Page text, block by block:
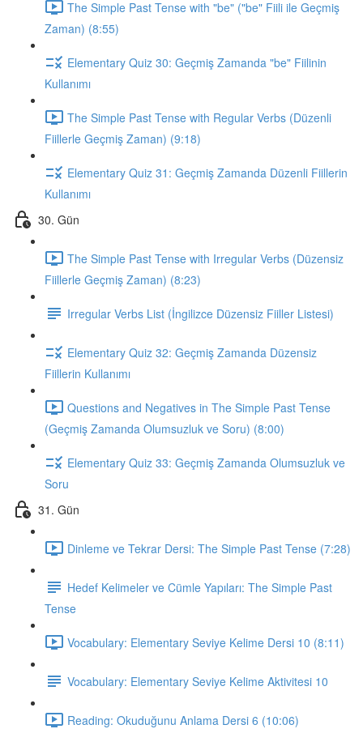
The Simple Past Tense with "be" ("be" Fiili ile Geçmiş
Zaman) (8:55)
Elementary Quiz 30: Geçmiş Zamanda "be" Fiilinin
Kullanımı
The Simple Past Tense with Regular Verbs (Düzenli
Fiillerle Geçmiş Zaman) (9:18)
Elementary Quiz 31: Geçmiş Zamanda Düzenli Fiillerin
Kullanımı
30. Gün
The Simple Past Tense with Irregular Verbs (Düzensiz
Fiillerle Geçmiş Zaman) (8:23)
Irregular Verbs List (İngilizce Düzensiz Fiiller Listesi)
Elementary Quiz 32: Geçmiş Zamanda Düzensiz
Fiillerin Kullanımı
Questions and Negatives in The Simple Past Tense
(Geçmiş Zamanda Olumsuzluk ve Soru) (8:00)
Elementary Quiz 33: Geçmiş Zamanda Olumsuzluk ve
Soru
31. Gün
Dinleme ve Tekrar Dersi: The Simple Past Tense (7:28)
Hedef Kelimeler ve Cümle Yapıları: The Simple Past
Tense
Vocabulary: Elementary Seviye Kelime Dersi 10 (8:11)
Vocabulary: Elementary Seviye Kelime Aktivitesi 10
Reading: Okuduğunu Anlama Dersi 6 (10:06)